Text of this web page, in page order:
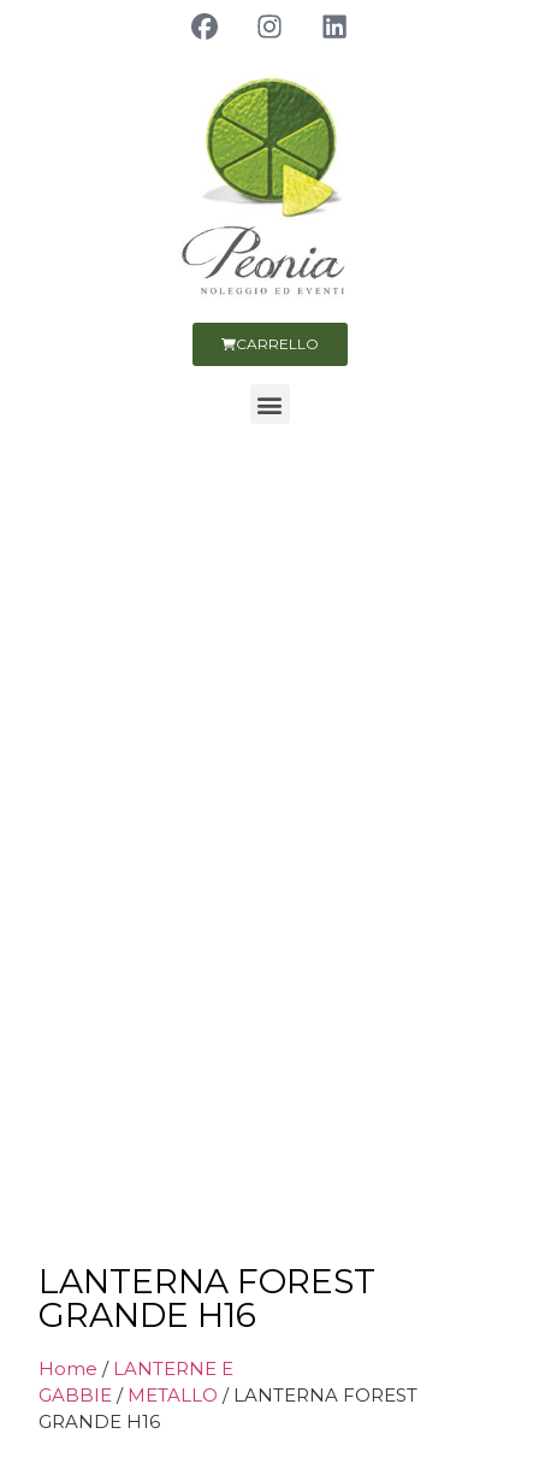
CARRELLO
LANTERNA FOREST
GRANDE H16
Home / LANTERNE E
GABBIE / METALLO / LANTERNA FOREST
GRANDE H16